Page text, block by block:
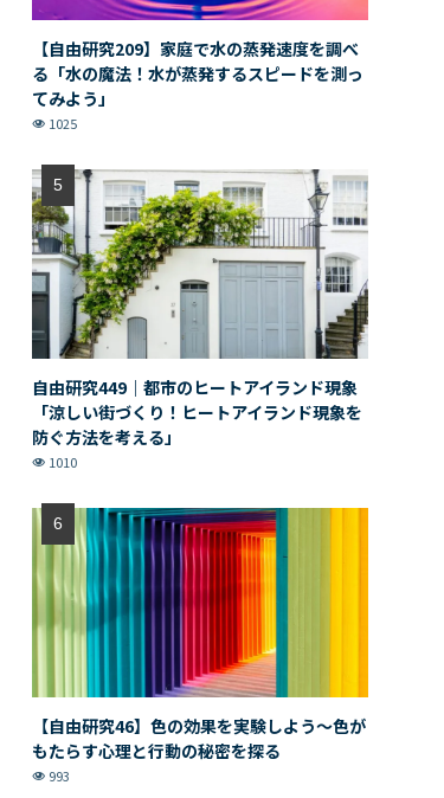
【自由研究209】家庭で水の蒸発速度を調べ
る「水の魔法！水が蒸発するスピードを測っ
てみよう」
1025
自由研究449｜都市のヒートアイランド現象
「涼しい街づくり！ヒートアイランド現象を
防ぐ方法を考える」
1010
【自由研究46】色の効果を実験しよう〜色が
もたらす心理と行動の秘密を探る
993